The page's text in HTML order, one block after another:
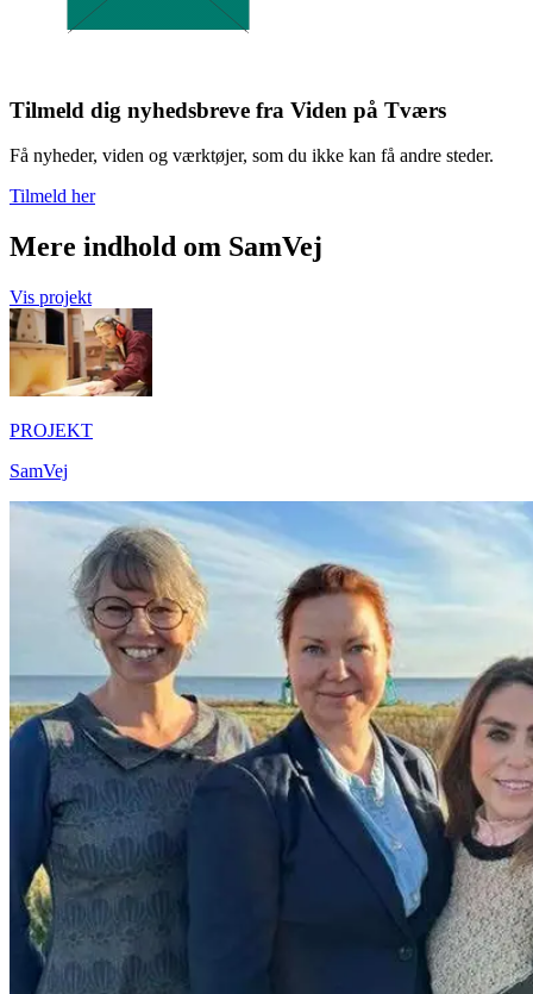
Tilmeld dig nyhedsbreve fra Viden på Tværs
Få nyheder, viden og værktøjer, som du ikke kan få andre steder.
Tilmeld her
Mere indhold om SamVej
Vis projekt
PROJEKT
SamVej